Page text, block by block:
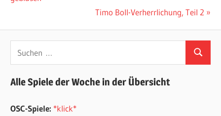
Nächster
Timo Boll-Verherrlichung, Teil 2
Suchen
Alle Spiele der Woche in der Übersicht
OSC-Spiele: *klick*